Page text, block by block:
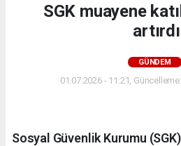
SGK muayene
artırdı
GÜNDEM
01.07.2026 - 11:21,
Sosyal Güvenlik Kurumu